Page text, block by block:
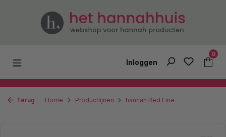
Ga naar de hoofdinhoud
Inloggen
0
Terug Home Productlijnen hannah Red Line